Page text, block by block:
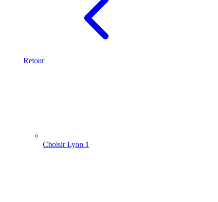
Retour
Choisir Lyon 1